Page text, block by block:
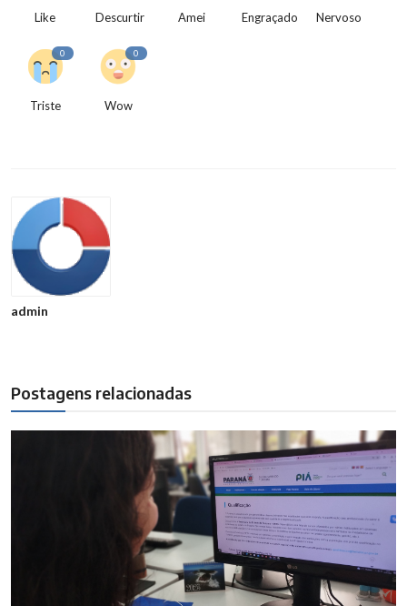
Like Descurtir Amei Engraçado Nervoso
0
Triste
0
Wow
admin
Postagens relacionadas